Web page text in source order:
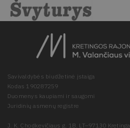
Savivaldybės biudžetinė įstaiga
Kodas 190287259
Duomenys kaupiami ir saugomi
Juridinių asmenų registre
J. K. Chodkevičiaus g. 1B, LT–97130 Kretinga